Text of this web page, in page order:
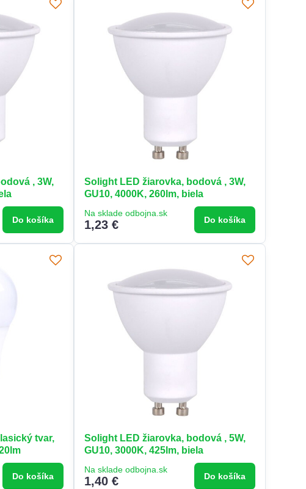
, 3W,
Do košíka
Solight LED žiarovka, bodová , 3W,
GU10, 4000K, 260lm, biela
Na sklade odbojna.sk
1,23 € Do košíka
tvar,
Do košíka
Solight LED žiarovka, bodová , 5W,
GU10, 3000K, 425lm, biela
Na sklade odbojna.sk
1,40 € Do košíka